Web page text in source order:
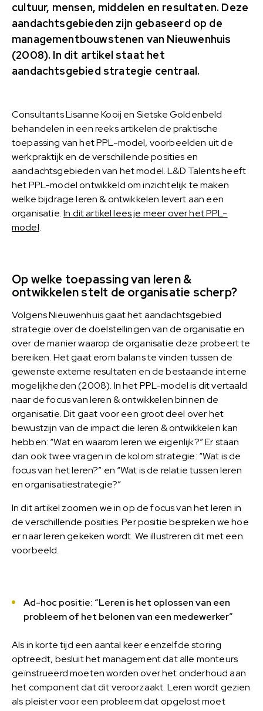
cultuur, mensen, middelen en resultaten. Deze
aandachtsgebieden zijn gebaseerd op de
managementbouwstenen van Nieuwenhuis
(2008). In dit artikel staat het
aandachtsgebied strategie centraal.
Consultants Lisanne Kooij en Sietske Goldenbeld
behandelen in een reeks artikelen de praktische
toepassing van het PPL-model, voorbeelden uit de
werkpraktijk en de verschillende posities en
aandachtsgebieden van het model. L&D Talents heeft
het PPL-model ontwikkeld om inzichtelijk te maken
welke bijdrage leren & ontwikkelen levert aan een
organisatie.In dit artikel lees je meer over het PPL-
model.
Op welke toepassing van leren &
ontwikkelen stelt de organisatie scherp?
Volgens Nieuwenhuis gaat het aandachtsgebied
strategie over de doelstellingen van de organisatie en
over de manier waarop de organisatie deze probeert te
bereiken. Het gaat erom balans te vinden tussen de
gewenste externe resultaten en de bestaande interne
mogelijkheden (2008). In het PPL-model is dit vertaald
naar de focus van leren & ontwikkelen binnen de
organisatie. Dit gaat voor een groot deel over het
bewustzijn van de impact die leren & ontwikkelen kan
hebben: “Wat en waarom leren we eigenlijk?” Er staan
dan ook twee vragen in de kolom strategie: “Wat is de
focus van het leren?” en “Wat is de relatie tussen leren
en organisatiestrategie?”
In dit artikel zoomen we in op de focus van het leren in
de verschillende posities. Per positie bespreken we hoe
er naar leren gekeken wordt. We illustreren dit met een
voorbeeld.
Ad-hoc positie: “Leren is het oplossen van een
probleem of het belonen van een medewerker”
Als in korte tijd een aantal keer eenzelfde storing
optreedt, besluit het management dat alle monteurs
geïnstrueerd moeten worden over het onderhoud aan
het component dat dit veroorzaakt. Leren wordt gezien
als pleister voor een probleem dat opgelost moet